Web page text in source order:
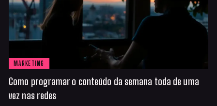
MARKETING
Como programar o conteúdo da semana toda de uma
vez nas redes